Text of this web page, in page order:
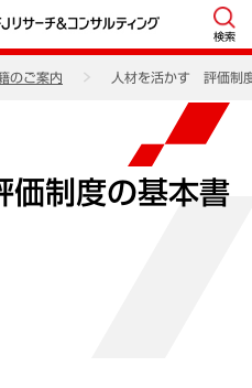
検索
のご案内 人材を活かす 評価制
制度の基本書